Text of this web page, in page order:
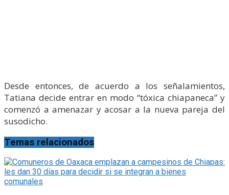
Desde entonces, de acuerdo a los señalamientos,
Tatiana decide entrar en modo “tóxica chiapaneca” y
comenzó a amenazar y acosar a la nueva pareja del
susodicho.
Temas relacionados